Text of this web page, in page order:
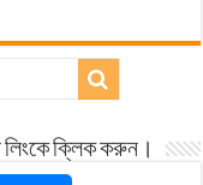
লিংকে ক্লিক করুন।